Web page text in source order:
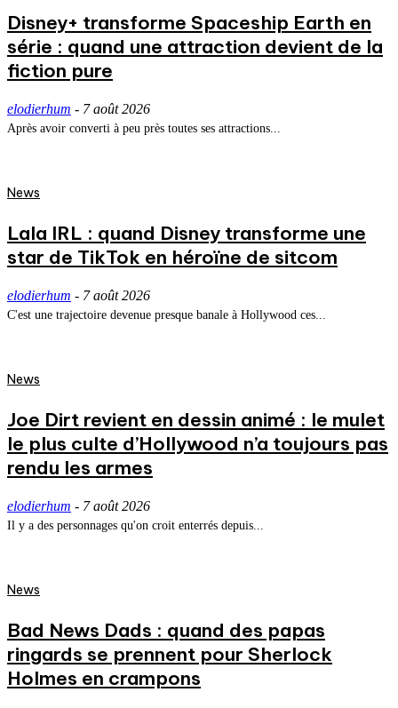
Disney+ transforme Spaceship Earth en
série : quand une attraction devient de la
fiction pure
elodierhum - 7 août 2026
Après avoir converti à peu près toutes ses attractions...
News
Lala IRL : quand Disney transforme une
star de TikTok en héroïne de sitcom
elodierhum - 7 août 2026
C'est une trajectoire devenue presque banale à Hollywood ces...
News
Joe Dirt revient en dessin animé : le mulet
le plus culte d’Hollywood n’a toujours pas
rendu les armes
elodierhum - 7 août 2026
Il y a des personnages qu'on croit enterrés depuis...
News
Bad News Dads : quand des papas
ringards se prennent pour Sherlock
Holmes en crampons